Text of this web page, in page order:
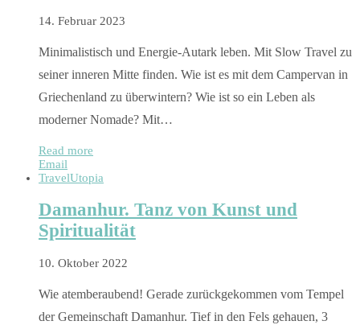
14. Februar 2023
Minimalistisch und Energie-Autark leben. Mit Slow Travel zu
seiner inneren Mitte finden. Wie ist es mit dem Campervan in
Griechenland zu überwintern? Wie ist so ein Leben als
moderner Nomade? Mit…
Read more
Email
TravelUtopia
Damanhur. Tanz von Kunst und
Spiritualität
10. Oktober 2022
Wie atemberaubend! Gerade zurückgekommen vom Tempel
der Gemeinschaft Damanhur. Tief in den Fels gehauen, 3